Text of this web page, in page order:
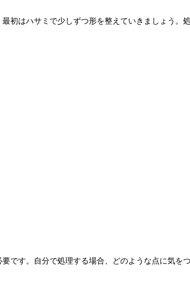
初はハサミで少しずつ形を整えていきましょう。
です。自分で処理する場合、どのような点に気を